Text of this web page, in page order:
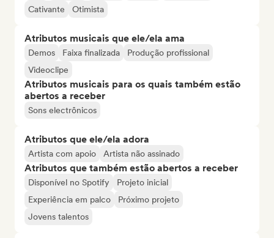
Cativante
Otimista
Atributos musicais que ele/ela ama
Demos Faixa finalizada
Produção profissional
Videoclipe
Atributos musicais para os quais também estão
abertos a receber
Sons electrônicos
Atributos que ele/ela adora
Artista com apoio Artista não assinado
Atributos que também estão abertos a receber
Disponível no Spotify
Projeto inicial
Experiência em palco
Próximo projeto
Jovens talentos